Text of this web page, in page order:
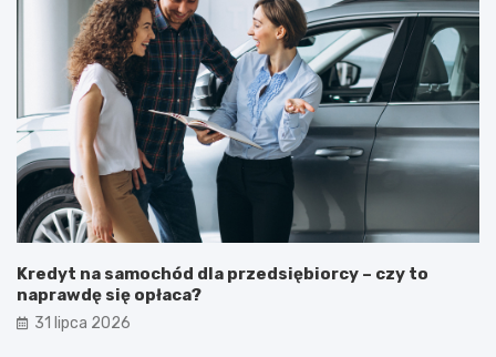
Kredyt na samochód dla przedsiębiorcy – czy to
naprawdę się opłaca?
31 lipca 2026